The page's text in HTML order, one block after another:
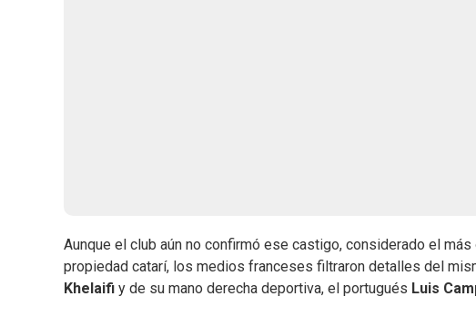
Aunque el club aún no confirmó ese castigo, considerado el
propiedad catarí, los medios franceses filtraron detalles del
Khelaifi y de su mano derecha deportiva, el portugués Luis